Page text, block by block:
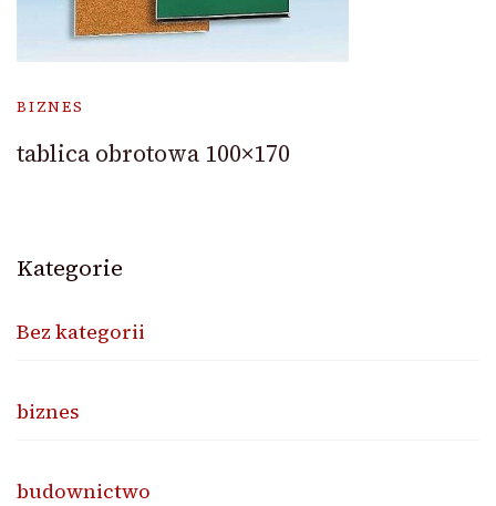
BIZNES
tablica obrotowa 100×170
Kategorie
Bez kategorii
biznes
budownictwo